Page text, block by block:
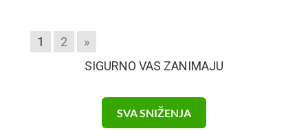
1 2
»
SIGURNO VAS ZANIMAJU
SVA SNIŽENJA